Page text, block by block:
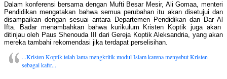
Dalam konferensi bersama dengan Mufti Besar Mesir, Ali Gomaa, menteri
Pendidikan mengatakan bahwa semua perubahan itu akan disetujui dan
disampaikan dengan sesuai antara Departemen Pendidikan dan Dar Al
Ifta. Badar menambahkan bahwa kurikulum Kristen Koptik juga akan
ditinjau oleh Paus Shenouda III dari Gereja Koptik Aleksandria, yang akan
mereka tambahi rekomendasi jika terdapat perselisihan.
...Kristen Koptik telah lama mengkritik modul Islam karena menyebut Kristen
sebagai kafir...